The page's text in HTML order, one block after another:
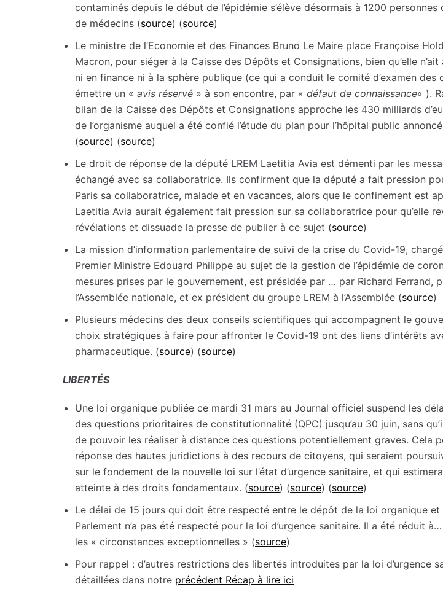
contaminés depuis le début de l’épidémie s’élève désormais à 1200
de médecins (source) (source)
Le ministre de l’Economie et des Finances Bruno Le Maire place Françoise
Macron, pour siéger à la Caisse des Dépôts et Consignations, bien qu’elle
ni en finance ni à la sphère publique (ce qui a conduit le comité d’examen des
émettre un « avis réservé » à son encontre, par « défaut de connaissance« ).
bilan de la Caisse des Dépôts et Consignations approche les 430 milliards
de l’organisme auquel a été confié l’étude du plan pour l’hôpital public
(source) (source)
Le droit de réponse de la député LREM Laetitia Avia est démenti par les
échangé avec sa collaboratrice. Ils confirment que la député a fait pression
Paris sa collaboratrice, malade et en vacances, alors que le confinement est
Laetitia Avia aurait également fait pression sur sa collaboratrice pour qu’elle
révélations et dissuade la presse de publier à ce sujet (source)
La mission d’information parlementaire de suivi de la crise du Covid-19,
Premier Ministre Edouard Philippe au sujet de la gestion de l’épidémie de
mesures prises par le gouvernement, est présidée par … par Richard Ferrand,
l’Assemblée nationale, et ex président du groupe LREM à l’Assemblée (source)
Plusieurs médecins des deux conseils scientifiques qui accompagnent le
choix stratégiques à faire pour affronter le Covid-19 ont des liens d’intérêts
pharmaceutique. (source) (source)
LIBERTÉS
Une loi organique publiée ce mardi 31 mars au Journal officiel suspend les
des questions prioritaires de constitutionnalité (QPC) jusqu’au 30 juin, sans
de pouvoir les réaliser à distance ces questions potentiellement graves. Cela
réponse des hautes juridictions à des recours de citoyens, qui seraient
sur le fondement de la nouvelle loi sur l’état d’urgence sanitaire, et qui
atteinte à des droits fondamentaux. (source) (source) (source)
Le délai de 15 jours qui doit être respecté entre le dépôt de la loi organique et
Parlement n’a pas été respecté pour la loi d’urgence sanitaire. Il a été réduit
les « circonstances exceptionnelles » (source)
Pour rappel : d’autres restrictions des libertés introduites par la loi d’urgence
détaillées dans notre précédent Récap à lire ici